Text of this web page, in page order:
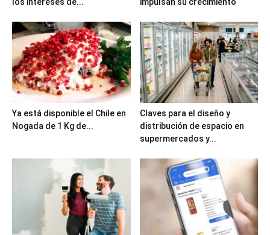
Ya está disponible el Chile en
Nogada de 1 Kg de...
Claves para el diseño y
distribución de espacio en
supermercados y...